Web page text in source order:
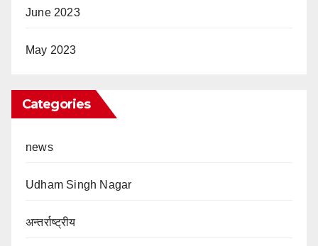
June 2023
May 2023
Categories
news
Udham Singh Nagar
अन्तर्राष्ट्रीय